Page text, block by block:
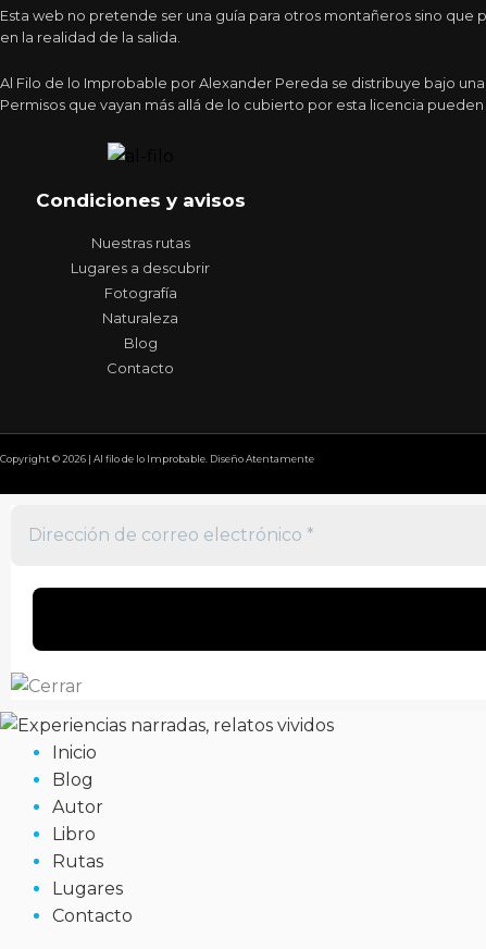
Esta web no pretende ser una guía para otros montañeros sino que
en la realidad de la salida.
Al Filo de lo Improbable por Alexander Pereda se distribuye bajo
Permisos que vayan más allá de lo cubierto por esta licencia
Condiciones y avisos
Nuestras rutas
Lugares a descubrir
Fotografía
Naturaleza
Blog
Contacto
Copyright © 2026 | Al filo de lo Improbable. Diseño Atentamente
Inicio
Blog
Autor
Libro
Rutas
Lugares
Contacto